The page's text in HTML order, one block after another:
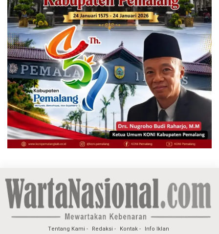
Tentang Kami Redaksi Kontak Info Iklan